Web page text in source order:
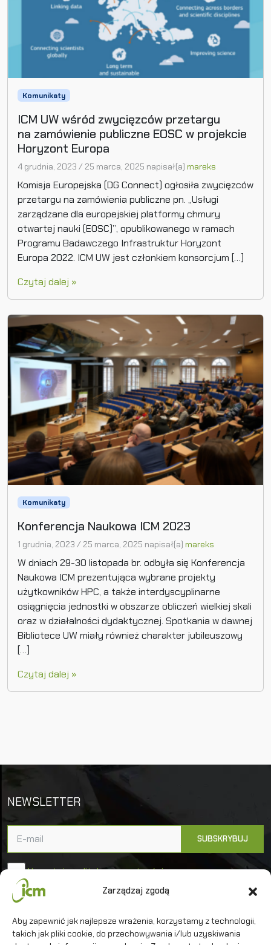
Zarządzaj zgodą
Aby zapewnić jak najlepsze wrażenia, korzystamy z technologii,
takich jak pliki cookie, do przechowywania i/lub uzyskiwania
Komunikaty
ICM UW wśród zwycięzców przetargu
na zamówienie publiczne EOSC w projekcie
Horyzont Europa
4 grudnia, 2023 / 25 marca, 2025 napisał(a) mareks
Komisja Europejska (DG Connect) ogłosiła zwycięzców
przetargu na zamówienia publiczne pn. „Usługi
zarządzane dla europejskiej platformy chmury
otwartej nauki (EOSC)”, opublikowanego w ramach
Programu Badawczego Infrastruktur Horyzont
Europa 2022. ICM UW jest członkiem konsorcjum […]
Czytaj dalej »
Komunikaty
Konferencja Naukowa ICM 2023
1 grudnia, 2023 / 25 marca, 2025 napisał(a) mareks
W dniach 29-30 listopada br. odbyła się Konferencja
Naukowa ICM prezentująca wybrane projekty
użytkowników HPC, a także interdyscyplinarne
osiągnięcia jednostki w obszarze obliczeń wielkiej skali
oraz w działalności dydaktycznej. Spotkania w dawnej
Bibliotece UW miały również charakter jubileuszowy
[…]
Czytaj dalej »
NEWSLETTER
Akceptuję politykę prywatności
Uniwersytet Warszawski
Interdyscyplinarne Centrum Modelowania